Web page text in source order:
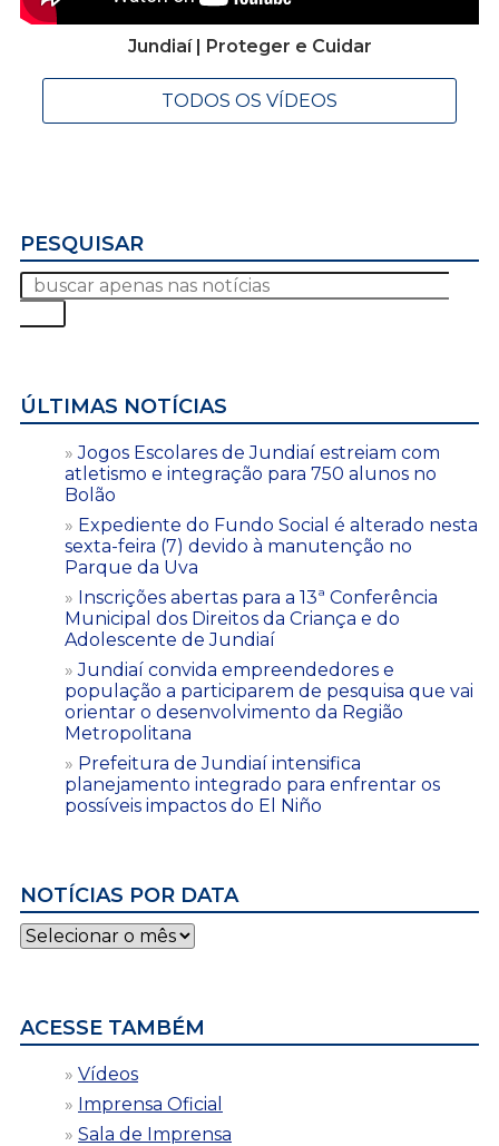
Jundiaí | Proteger e Cuidar
TODOS OS VÍDEOS
PESQUISAR
ÚLTIMAS NOTÍCIAS
Jogos Escolares de Jundiaí estreiam com
atletismo e integração para 750 alunos no
Bolão
Expediente do Fundo Social é alterado nesta
sexta-feira (7) devido à manutenção no
Parque da Uva
Inscrições abertas para a 13ª Conferência
Municipal dos Direitos da Criança e do
Adolescente de Jundiaí
Jundiaí convida empreendedores e
população a participarem de pesquisa que vai
orientar o desenvolvimento da Região
Metropolitana
Prefeitura de Jundiaí intensifica
planejamento integrado para enfrentar os
possíveis impactos do El Niño
NOTÍCIAS POR DATA
Notícias
por
ACESSE TAMBÉM
Vídeos
Imprensa Oficial
Sala de Imprensa